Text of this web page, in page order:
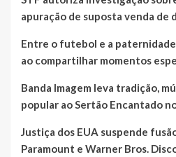
apuração de suposta venda de
Entre o futebol e a
ao compartilhar momentos
Banda Imagem leva tradição,
popular ao Sertão Encantado
Justiça dos EUA suspende
Paramount e Warner Bros.